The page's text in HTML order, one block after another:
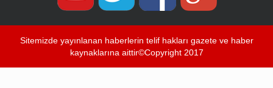
Sitemizde yayınlanan haberlerin telif hakları gazete ve haber
kaynaklarına aittir©Copyright 2017